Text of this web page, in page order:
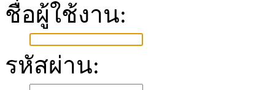
ชื่อผู้ใช้งาน:
รหัสผ่าน: